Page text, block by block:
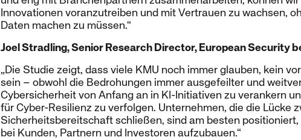
Innovationen voranzutreiben und mit Vertrauen zu wachsen,
Daten machen zu müssen.“
Joel Stradling, Senior Research Director, European Security
„Die Studie zeigt, dass viele KMU noch immer glauben, kein
sein – obwohl die Bedrohungen immer ausgefeilter und
Cybersicherheit von Anfang an in KI-Initiativen zu verankern
für Cyber-Resilienz zu verfolgen. Unternehmen, die die Lücke
Sicherheitsbereitschaft schließen, sind am besten
bei Kunden, Partnern und Investoren aufzubauen.“